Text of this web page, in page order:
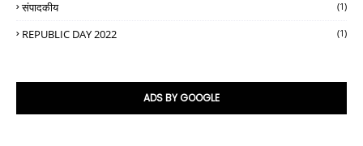
संपादकीय (1)
REPUBLIC DAY 2022 (1)
ADS BY GOOGLE